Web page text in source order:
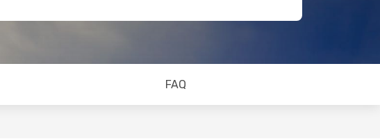
FAQ